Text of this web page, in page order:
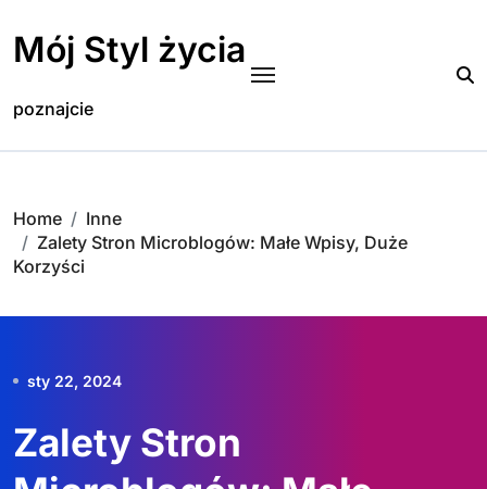
content
Mój Styl życia
poznajcie
Home
Inne
Zalety Stron Microblogów: Małe Wpisy, Duże
Korzyści
sty 22, 2024
Zalety Stron